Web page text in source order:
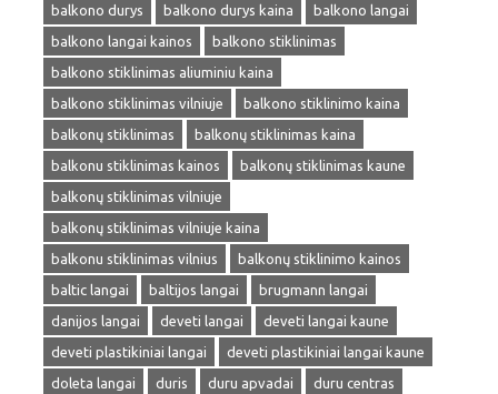
balkono durys
balkono durys kaina
balkono langai
balkono langai kainos
balkono stiklinimas
balkono stiklinimas aliuminiu kaina
balkono stiklinimas vilniuje
balkono stiklinimo kaina
balkonų stiklinimas
balkonų stiklinimas kaina
balkonu stiklinimas kainos
balkonų stiklinimas kaune
balkonų stiklinimas vilniuje
balkonų stiklinimas vilniuje kaina
balkonu stiklinimas vilnius
balkonų stiklinimo kainos
baltic langai
baltijos langai
brugmann langai
danijos langai
deveti langai
deveti langai kaune
deveti plastikiniai langai
deveti plastikiniai langai kaune
doleta langai
duris duru apvadai
duru centras